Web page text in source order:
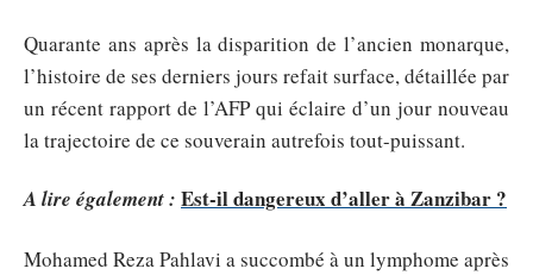
Quarante ans après la disparition de l’ancien monarque,
l’histoire de ses derniers jours refait surface, détaillée par
un récent rapport de l’AFP qui éclaire d’un jour nouveau
la trajectoire de ce souverain autrefois tout-puissant.
A lire également : Est-il dangereux d’aller à Zanzibar ?
Mohamed Reza Pahlavi a succombé à un lymphome après